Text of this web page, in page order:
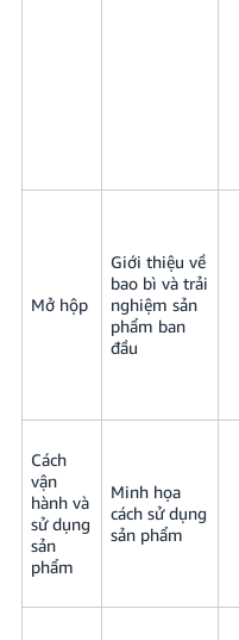
Mở hộp
Giới thiệu về
bao bì và trải
nghiệm sản
phẩm ban
đầu
Cách
vận
hành và
sử dụng
sản
phẩm
Minh họa
cách sử dụng
sản phẩm